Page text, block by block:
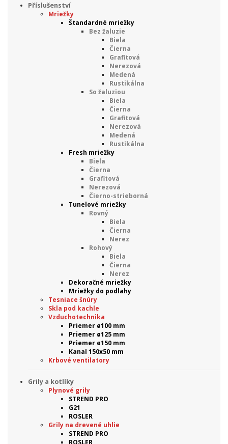
Příslušenství
Mriežky
Štandardné mriežky
Bez žaluzie
Biela
Čierna
Grafitová
Nerezová
Medená
Rustikálna
So žaluziou
Biela
Čierna
Grafitová
Nerezová
Medená
Rustikálna
Fresh mriežky
Biela
Čierna
Grafitová
Nerezová
Čierno-strieborná
Tunelové mriežky
Rovný
Biela
Čierna
Nerez
Rohový
Biela
Čierna
Nerez
Dekoračné mriežky
Mriežky do podlahy
Tesniace šnúry
Skla pod kachle
Vzduchotechnika
Priemer ø100 mm
Priemer ø125 mm
Priemer ø150 mm
Kanal 150x50 mm
Krbové ventilatory
Grily a kotlíky
Plynové grily
STREND PRO
G21
ROSLER
Grily na drevené uhlie
STREND PRO
ROSLER